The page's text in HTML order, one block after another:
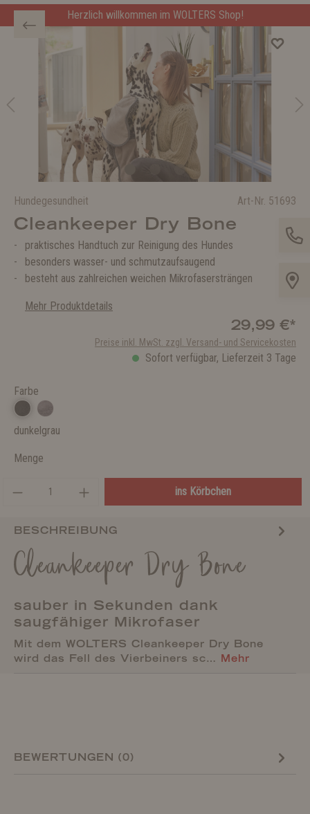
Herzlich willkommen im WOLTERS Shop!
Hundegesundheit Art-Nr. 51693
Cleankeeper Dry Bone
praktisches Handtuch zur Reinigung des Hundes
besonders wasser- und schmutzaufsaugend
besteht aus zahlreichen weichen Mikrofasersträngen
Mehr Produktdetails
29,99 €*
Preise inkl. MwSt. zzgl. Versand- und Servicekosten
Sofort verfügbar, Lieferzeit 3 Tage
Farbe
dunkelgrau
Menge
ins Körbchen
BESCHREIBUNG
Cleankeeper Dry Bone
sauber in Sekunden dank
saugfähiger Mikrofaser
Mit dem WOLTERS Cleankeeper Dry Bone
wird das Fell des Vierbeiners sc… Mehr
BEWERTUNGEN (0)